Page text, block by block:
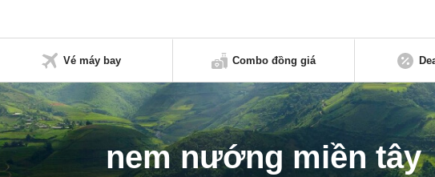
Vé máy bay Combo đồng giá
nem nướng miền tây